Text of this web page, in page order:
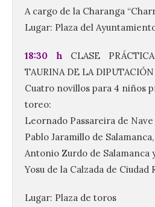
A cargo de la Charanga
Lugar: Plaza del
18:30 h CLASE
TAURINA DE LA DIPUTACIÓN
Cuatro novillos para 4 niños
toreo:
Leornado Passareira de
Pablo Jaramillo de Salamanca,
Antonio Zurdo de Salamanca
Yosu de la Calzada de Ciudad
Lugar: Plaza de toros